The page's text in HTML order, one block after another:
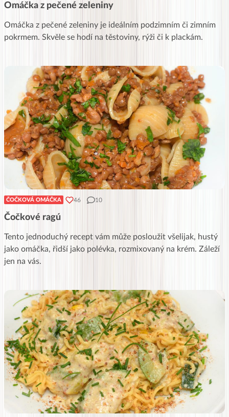
Omáčka z pečené zeleniny
Omáčka z pečené zeleniny je ideálním podzimním či zimním
pokrmem. Skvěle se hodí na těstoviny, rýži či k plackám.
ČOČKOVÁ OMÁČKA 46 10
Čočkové ragú
Tento jednoduchý recept vám může posloužit všelijak, hustý
jako omáčka, řidší jako polévka, rozmixovaný na krém. Záleží
jen na vás.